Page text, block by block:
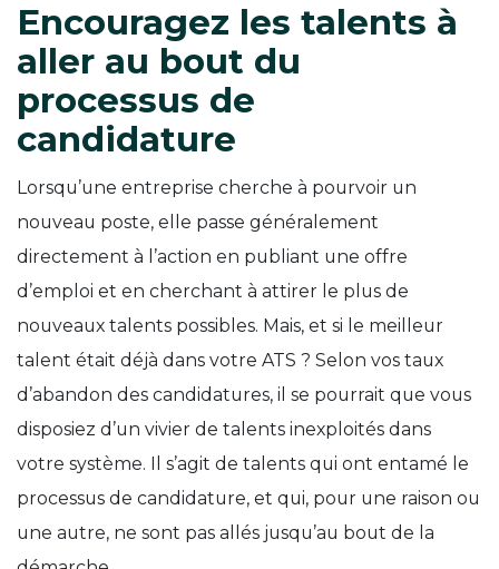
Encouragez les talents à
aller au bout du
processus de
candidature
Lorsqu’une entreprise cherche à pourvoir un
nouveau poste, elle passe généralement
directement à l’action en publiant une offre
d’emploi et en cherchant à attirer le plus de
nouveaux talents possibles. Mais, et si le meilleur
talent était déjà dans votre ATS ? Selon vos taux
d’abandon des candidatures, il se pourrait que vous
disposiez d’un vivier de talents inexploités dans
votre système. Il s’agit de talents qui ont entamé le
processus de candidature, et qui, pour une raison ou
une autre, ne sont pas allés jusqu’au bout de la